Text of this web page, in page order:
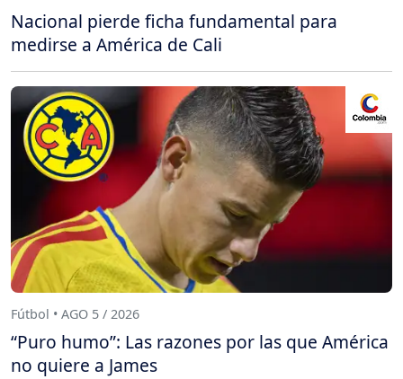
Nacional pierde ficha fundamental para
medirse a América de Cali
Fútbol • AGO 5 / 2026
“Puro humo”: Las razones por las que América
no quiere a James